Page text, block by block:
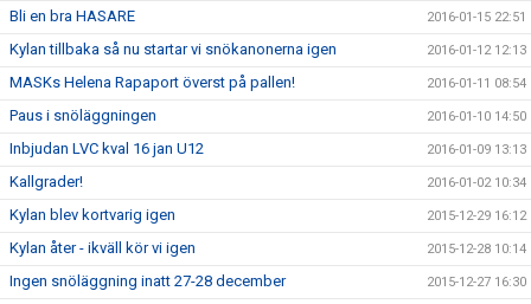
Bli en bra HASARE 2016-01-15 22:51
Kylan tillbaka så nu startar vi snökanonerna igen 2016-01-12 12:13
MASKs Helena Rapaport överst på pallen! 2016-01-11 08:54
Paus i snöläggningen 2016-01-10 14:50
Inbjudan LVC kval 16 jan U12 2016-01-09 13:13
Kallgrader! 2016-01-02 10:34
Kylan blev kortvarig igen 2015-12-29 16:12
Kylan åter - ikväll kör vi igen 2015-12-28 10:14
Ingen snöläggning inatt 27-28 december 2015-12-27 16:30